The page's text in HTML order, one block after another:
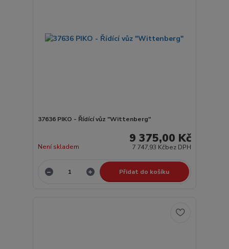
37636 PIKO - Řídící vůz "Wittenberg"
9 375,00 Kč
7 747,93 Kčbez DPH
Není skladem
Přidat do košíku